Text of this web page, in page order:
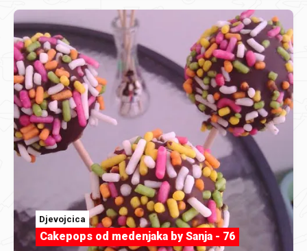
Djevojcica
Cakepops od medenjaka by Sanja - 76